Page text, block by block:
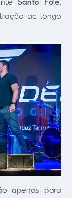
Santo Fole,
ao longo
apenas para